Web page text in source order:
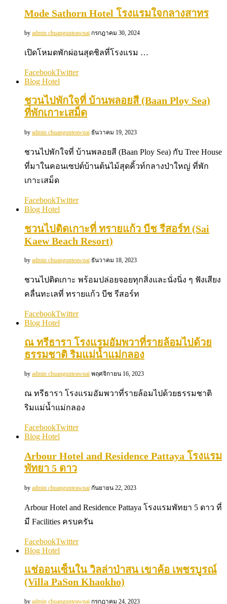
Mode Sathorn Hotel โรงแรมใจกลางสาทร
by admin chuangunteawnai กรกฎาคม 30, 2024
เปิดโหมดพักผ่อนสุดชิลที่โรงแรม …
FacebookTwitter
Blog Hotel
ชวนไปพักใจที่ บ้านพลอยสี (Baan Ploy Sea)
ที่พักเกาะเสม็ด
by admin chuangunteawnai ธันวาคม 19, 2023
ชวนไปพักใจที่ บ้านพลอยสี (Baan Ploy Sea) กับ Tree House
ที่มาในคอนเซปต์บ้านต้นไม้สุดคิ้วท์กลางป่าใหญ่ ที่พัก
เกาะเสม็ด
FacebookTwitter
Blog Hotel
ชวนไปติดเกาะที่ ทรายแก้ว บีช รีสอร์ท (Sai
Kaew Beach Resort)
by admin chuangunteawnai ธันวาคม 18, 2023
ชวนไปติดเกาะ พร้อมปล่อยจอยทุกสิ่งและนั่งนิ่ง ๆ ฟังเสียง
คลื่นทะเลที่ ทรายแก้ว บีช รีสอร์ท
FacebookTwitter
Blog Hotel
ณ ทรีธารา โรงแรมอัมพวาที่รายล้อมไปด้วย
ธรรมชาติ ริมแม่น้ำแม่กลอง
by admin chuangunteawnai พฤศจิกายน 16, 2023
ณ ทรีธารา โรงแรมอัมพวาที่รายล้อมไปด้วยธรรมชาติ
ริมแม่น้ำแม่กลอง
FacebookTwitter
Blog Hotel
Arbour Hotel and Residence Pattaya โรงแรม
พัทยา 5 ดาว
by admin chuangunteawnai กันยายน 22, 2023
Arbour Hotel and Residence Pattaya โรงแรมพัทยา 5 ดาว ที่
มี Facilities ครบครัน
FacebookTwitter
Blog Hotel
แช่ออนเซ็นใน วิลล่าป่าสน เขาค้อ เพชรบูรณ์
(Villa PaSon Khaokho)
by admin chuangunteawnai กรกฎาคม 24, 2023